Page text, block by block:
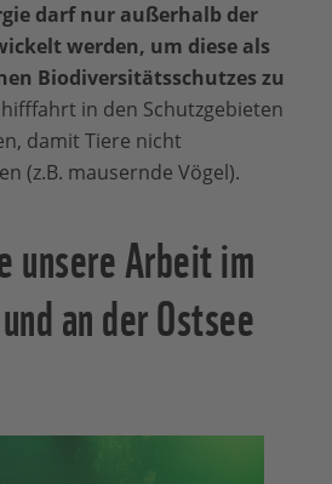
darf nur außerhalb der
werden, um diese als
Biodiversitätsschutzes zu
in den Schutzgebieten
damit Tiere nicht
(z.B. mausernde Vögel).
unsere Arbeit im
an der Ostsee